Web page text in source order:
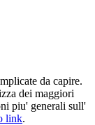
da capire.
dei maggiori
piu' generali sull'
link.